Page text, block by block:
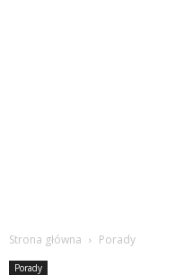
Strona główna Porady
Porady